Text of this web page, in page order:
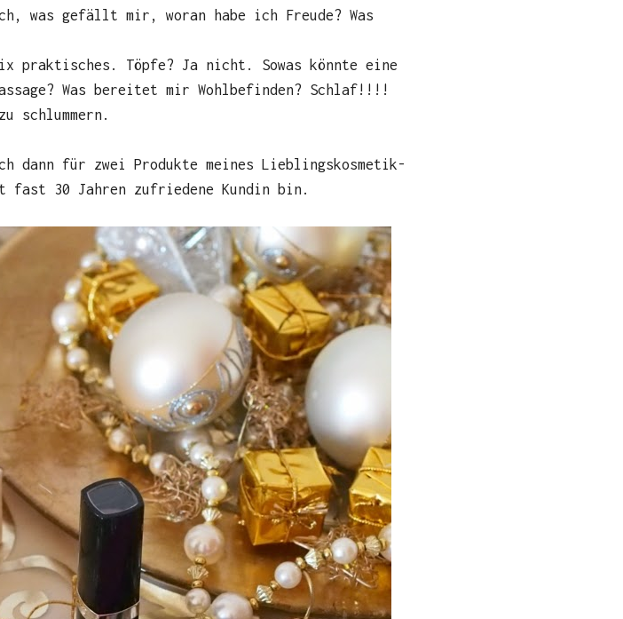
was gefällt mir, woran habe ich Freude? Was
praktisches. Töpfe? Ja nicht. Sowas könnte eine
Was bereitet mir Wohlbefinden? Schlaf!!!!
schlummern.
dann für zwei Produkte meines Lieblingskosmetik-
fast 30 Jahren zufriedene Kundin bin.